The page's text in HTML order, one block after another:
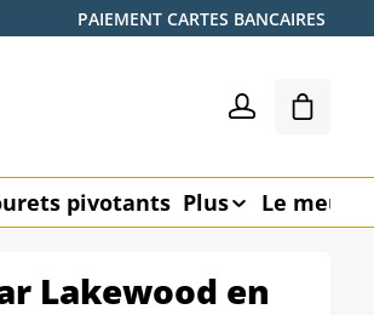
PAIEMENT CARTES BANCAIRES
Le
pivotants Plus Le
Lakewood en